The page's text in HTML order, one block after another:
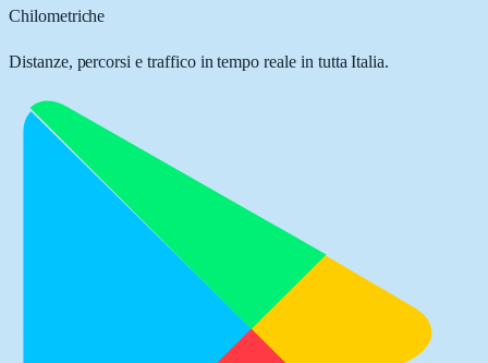
Chilometriche
Distanze, percorsi e traffico in tempo reale in tutta Italia.